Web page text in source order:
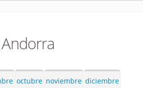
octubre noviembre diciembre